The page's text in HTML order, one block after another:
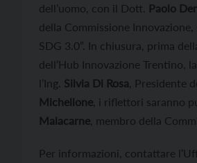
dell’uomo, con il Dott. Paolo
della Commissione
SDG 3.0”. In chiusura, prima
dell’Hub Innovazione Trentino,
l’Ing. Silvia Di Rosa , Presidente
Michellone , i riflettori saranno
Malacarne , membro della
Per informazioni, contattare